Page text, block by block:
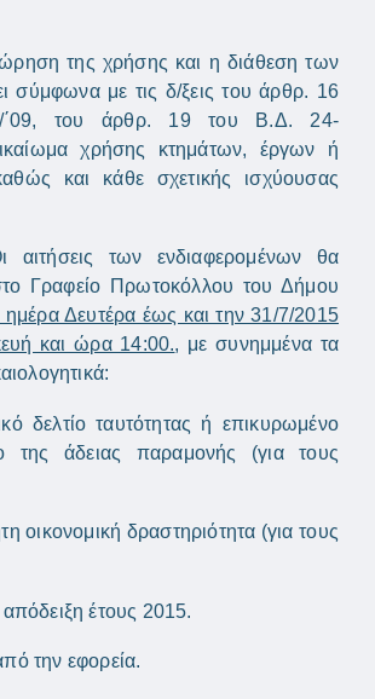
της χρήσης και η διάθεση των
σύμφωνα με τις δ/ξεις του άρθρ. 16
του άρθρ. 19 του Β.Δ. 24-
χρήσης κτημάτων, έργων ή
και κάθε σχετικής ισχύουσας
των ενδιαφερομένων θα
Γραφείο Πρωτοκόλλου του Δήμου
Δευτέρα έως και την 31/7/2015
και ώρα 14:00., με συνημμένα τα
δελτίο ταυτότητας ή επικυρωμένο
της άδειας παραμονής (για τους
οικονομική δραστηριότητα (για τους
έτους 2015.
την εφορεία.